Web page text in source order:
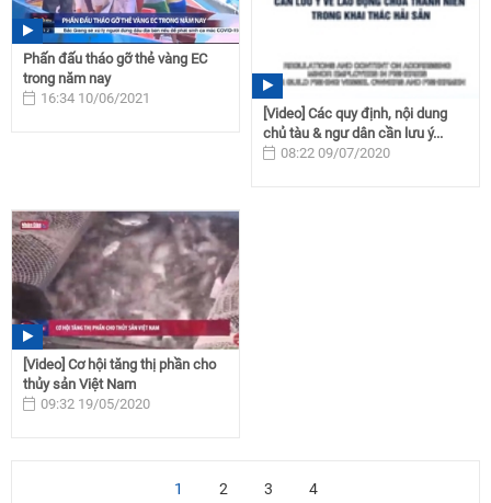
Phấn đấu tháo gỡ thẻ vàng EC
trong năm nay
16:34 10/06/2021
[Video] Các quy định, nội dung
chủ tàu & ngư dân cần lưu ý...
08:22 09/07/2020
[Video] Cơ hội tăng thị phần cho
thủy sản Việt Nam
09:32 19/05/2020
1 2 3 4